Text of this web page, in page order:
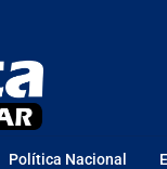
Política Nacional